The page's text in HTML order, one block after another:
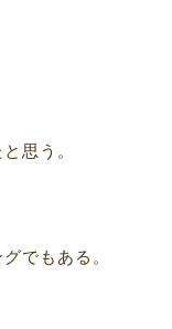
思う。
でもある。